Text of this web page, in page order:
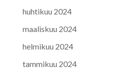
huhtikuu 2024
maaliskuu 2024
helmikuu 2024
tammikuu 2024